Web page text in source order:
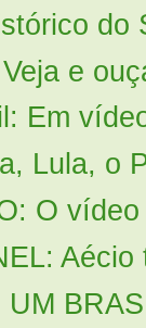
do
e
Em
Lula, o
O